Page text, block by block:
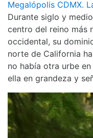
Megalópolis CDMX.
Durante siglo y
centro del reino más
occidental, su
norte de California
no había otra urbe
ella en grandeza y